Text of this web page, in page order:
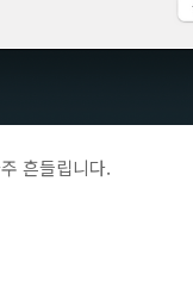
흔들립니다.